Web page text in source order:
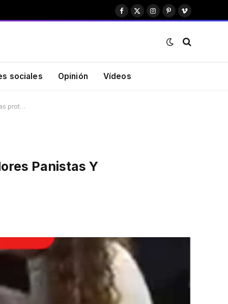
Facebook
X
Instagram
PinterestVimeo
sociales Opinión Vídeos
prot…
Panistas Y